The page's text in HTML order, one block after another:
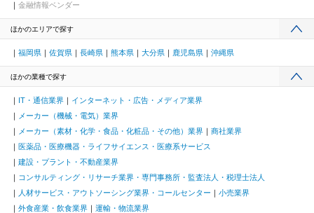
金融情報ベンダー
ほかのエリアで探す
福岡県 佐賀県 長崎県 熊本県 大分県 鹿児島県 沖縄県
ほかの業種で探す
IT・通信業界
インターネット・広告・メディア業界
メーカー（機械・電気）業界
メーカー（素材・化学・食品・化粧品・その他）業界
商社業界
医薬品・医療機器・ライフサイエンス・医療系サービス
建設・プラント・不動産業界
コンサルティング・リサーチ業界・専門事務所・監査法人・税理士法人
人材サービス・アウトソーシング業界・コールセンター
小売業界
外食産業・飲食業界
運輸・物流業界